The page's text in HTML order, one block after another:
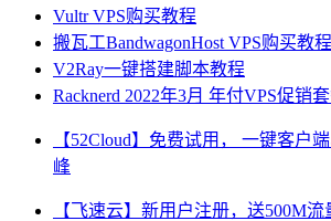
Vultr VPS购买教程
搬瓦工BandwagonHost VPS购买教程
V2Ray一键搭建脚本教程
Racknerd 2022年3月 年付VPS促销
【52Cloud】免费试用， 一键客户
峰
【飞速云】新用户注册，送500M流